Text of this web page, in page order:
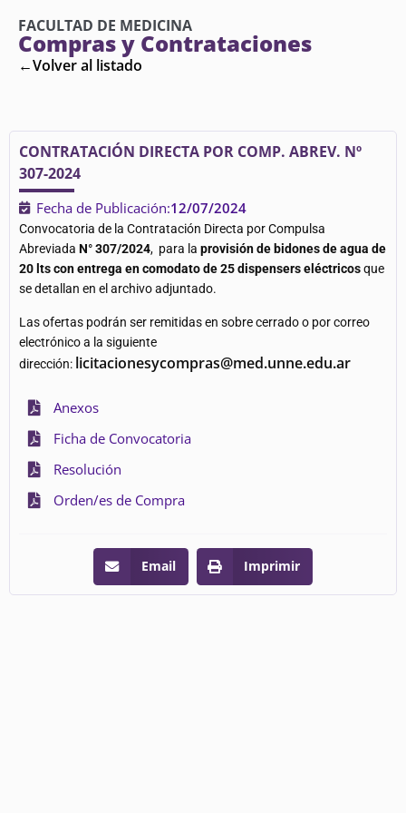
FACULTAD DE MEDICINA
Compras y Contrataciones
←Volver al listado
CONTRATACIÓN DIRECTA POR COMP. ABREV. Nº
307-2024
Fecha de Publicación:12/07/2024
Convocatoria de la Contratación Directa por Compulsa
Abreviada N° 307/2024, para la provisión de bidones de agua de
20 lts con entrega en comodato de 25 dispensers eléctricosque
se detallan en el archivo adjuntado.
Las ofertas podrán ser remitidas en sobre cerrado o por correo
electrónico a la siguiente
dirección: licitacionesycompras@med.unne.edu.ar
Anexos
Ficha de Convocatoria
Resolución
Orden/es de Compra
Email Imprimir